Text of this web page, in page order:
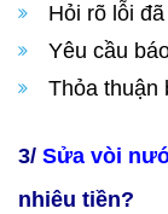
Hỏi rõ lỗi
Yêu cầu
Thỏa thuận
3/ Sửa vòi
nhiêu tiền?